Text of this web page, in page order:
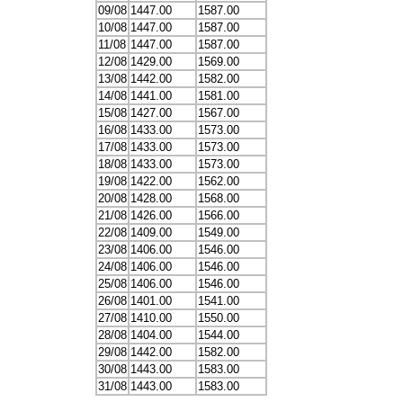
09/08 1447.00
1587.00
10/08 1447.00
1587.00
11/08 1447.00
1587.00
12/08 1429.00
1569.00
13/08 1442.00
1582.00
14/08 1441.00
1581.00
15/08 1427.00
1567.00
16/08 1433.00
1573.00
17/08 1433.00
1573.00
18/08 1433.00
1573.00
19/08 1422.00
1562.00
20/08 1428.00
1568.00
21/08 1426.00
1566.00
22/08 1409.00
1549.00
23/08 1406.00
1546.00
24/08 1406.00
1546.00
25/08 1406.00
1546.00
26/08 1401.00
1541.00
27/08 1410.00
1550.00
28/08 1404.00
1544.00
29/08 1442.00
1582.00
30/08 1443.00
1583.00
31/08 1443.00 1583.00